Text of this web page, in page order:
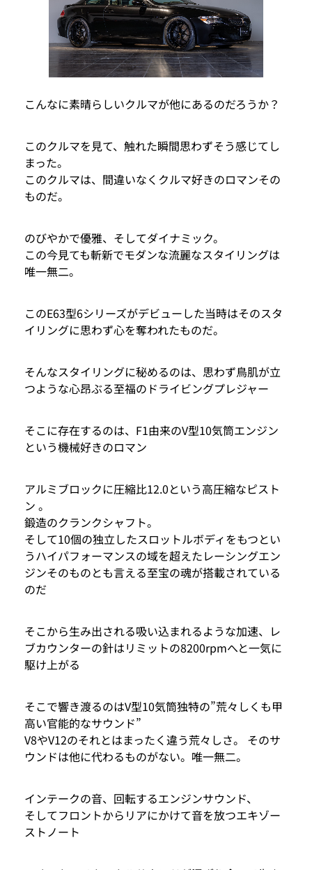
こんなに素晴らしいクルマが他にあるのだろうか？
このクルマを見て、触れた瞬間思わずそう感じてし
まった。
このクルマは、間違いなくクルマ好きのロマンその
ものだ。
のびやかで優雅、そしてダイナミック。
この今見ても斬新でモダンな流麗なスタイリングは
唯一無二。
このE63型6シリーズがデビューした当時はそのスタ
イリングに思わず心を奪われたものだ。
そんなスタイリングに秘めるのは、思わず鳥肌が立
つような心昂ぶる至福のドライビングプレジャー
そこに存在するのは、F1由来のV型10気筒エンジン
という機械好きのロマン
アルミブロックに圧縮比12.0という高圧縮なピスト
ン 。
鍛造のクランクシャフト。
そして10個の独立したスロットルボディをもつとい
うハイパフォーマンスの域を超えたレーシングエン
ジンそのものとも言える至宝の魂が搭載されている
のだ
そこから生み出される吸い込まれるような加速、レ
ブカウンターの針はリミットの8200rpmへと一気に
駆け上がる
そこで響き渡るのはV型10気筒独特の”荒々しくも甲
高い官能的なサウンド”
V8やV12のそれとはまったく違う荒々しさ。 そのサ
ウンドは他に代わるものがない。唯一無二。
インテークの音、回転するエンジンサウンド、
そしてフロントからリアにかけて音を放つエキゾー
ストノート